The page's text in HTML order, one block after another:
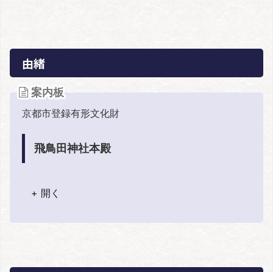
由緒
案内板
京都市登録有形文化財
飛鳥田神社本殿
+ 開く